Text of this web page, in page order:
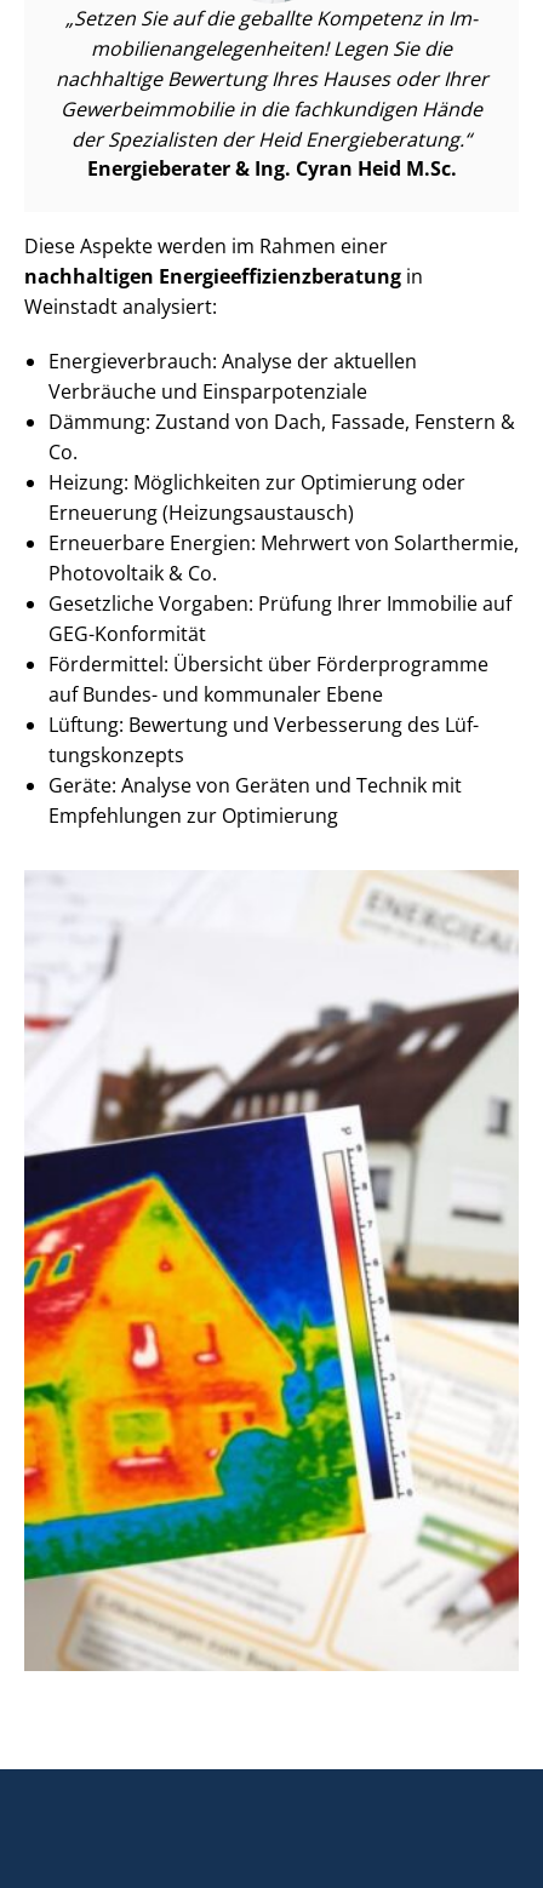
Setzen Sie auf die geballte Kompetenz in Im­
mo­bi­li­en­an­ge­le­gen­hei­ten! Legen Sie die
nachhaltige Bewertung Ihres Hauses oder Ihrer
Ge­wer­be­im­mo­bi­lie in die fachkundigen Hände
der Spezialisten der Heid Energieberatung.
Energieberater & Ing. Cyran Heid M.Sc.
Diese Aspekte werden im Rahmen einer
nachhaltigen En­er­gie­ef­fi­zi­enz­be­ra­tung in
Weinstadt analysiert:
En­er­gie­ver­brauch: Analyse der aktuellen
Verbräuche und Ein­spar­po­ten­zia­le
Dämmung: Zustand von Dach, Fassade, Fenstern &
Co.
Heizung: Möglichkeiten zur Optimierung oder
Erneuerung (Hei­zungs­aus­tausch)
Erneuerbare Energien: Mehrwert von Solarthermie,
Photovoltaik & Co.
Gesetzliche Vorgaben: Prüfung Ihrer Immobilie auf
GEG-Konformität
Fördermittel: Übersicht über Förderprogramme
auf Bundes- und kommunaler Ebene
Lüftung: Bewertung und Verbesserung des Lüf­
tungs­kon­zepts
Geräte: Analyse von Geräten und Technik mit
Empfehlungen zur Optimierung